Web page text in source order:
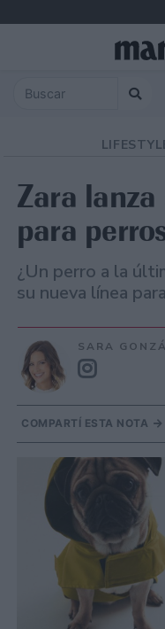
Zara
para
¿Un perro a la
su nueva línea
SARA
COMPARTÍ ESTA NOTA